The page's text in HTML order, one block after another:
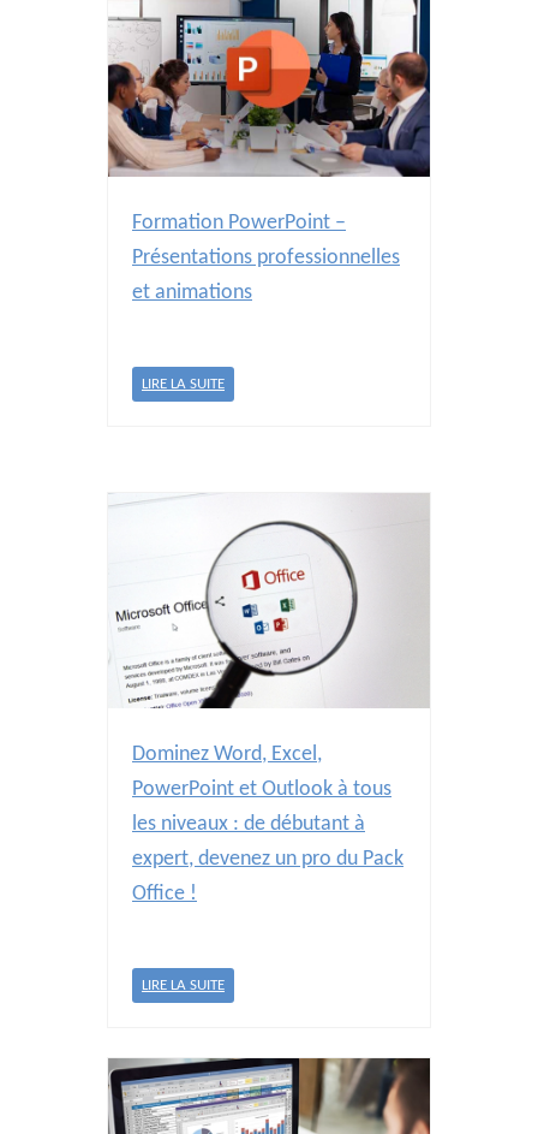
Formation PowerPoint –
Présentations professionnelles
et animations
LIRE LA SUITE
Dominez Word, Excel,
PowerPoint et Outlook à tous
les niveaux : de débutant à
expert, devenez un pro du Pack
Office !
LIRE LA SUITE